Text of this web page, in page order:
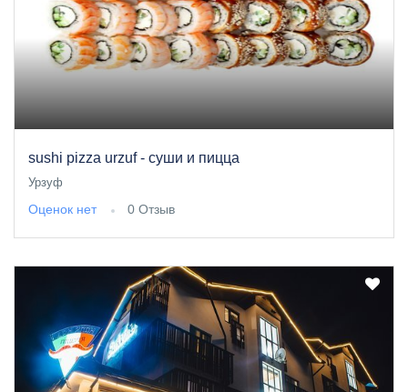
sushi pizza urzuf - суши и пицца
Урзуф
Оценок нет 0 Отзыв